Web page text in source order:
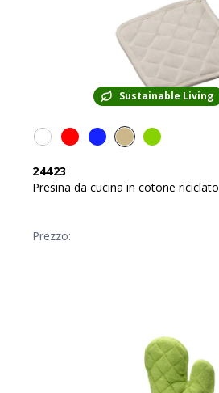
Sustainable Living
24423
Presina da cucina in cotone riciclato
Prezzo: